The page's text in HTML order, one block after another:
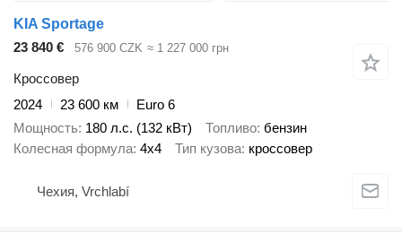
KIA Sportage
23 840 €
576 900 CZK ≈ 1 227 000 грн
Кроссовер
2024
23 600 км
Euro 6
Мощность 180 л.с. (132 кВт) Топливо бензин
Колесная формула 4x4 Тип кузова кроссовер
Чехия, Vrchlabí